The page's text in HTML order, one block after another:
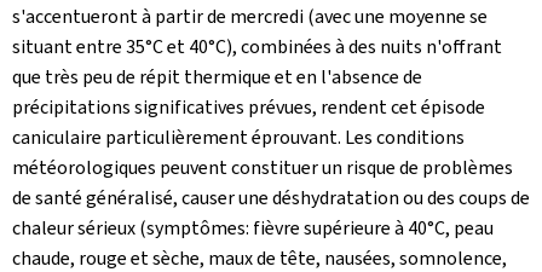
s'accentueront à partir de mercredi (avec une moyenne se
situant entre 35°C et 40°C), combinées à des nuits n'offrant
que très peu de répit thermique et en l'absence de
précipitations significatives prévues, rendent cet épisode
caniculaire particulièrement éprouvant. Les conditions
météorologiques peuvent constituer un risque de problèmes
de santé généralisé, causer une déshydratation ou des coups de
chaleur sérieux (symptômes: fièvre supérieure à 40°C, peau
chaude, rouge et sèche, maux de tête, nausées, somnolence,